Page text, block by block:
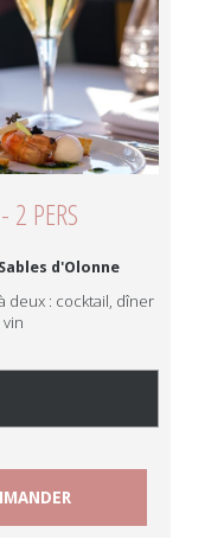
2 PERS
d'Olonne
deux : cocktail, dîner